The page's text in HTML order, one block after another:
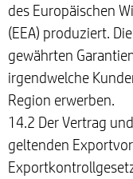
des Europäischen
(EEA) produziert.
gewährten
irgendwelche
Region erwerben.
14.2 Der Vertrag
geltenden